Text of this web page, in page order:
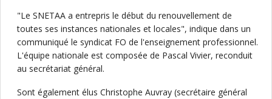
"Le SNETAA a entrepris le début du renouvellement de
toutes ses instances nationales et locales", indique dans un
communiqué le syndicat FO de l'enseignement professionnel.
L'équipe nationale est composée de Pascal Vivier, reconduit
au secrétariat général.
Sont également élus Christophe Auvray (secrétaire général